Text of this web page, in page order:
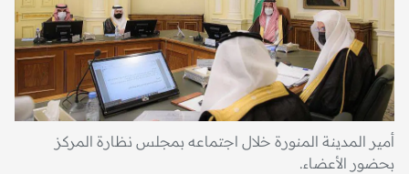
أمير المدينة المنورة خلال اجتماعه بمجلس نظارة المركز
بحضور الأعضاء.